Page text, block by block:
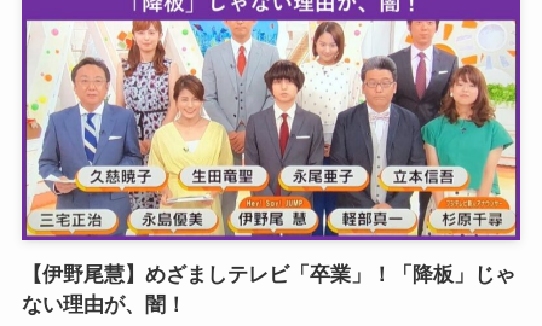
【伊野尾慧】めざましテレビ「卒業」！「降板」じゃ
ない理由が、闇！